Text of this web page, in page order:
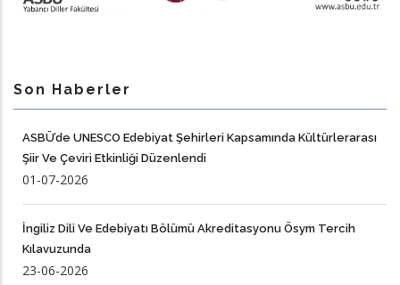
Son Haberler
ASBÜ’de UNESCO Edebiyat Şehirleri Kapsamında Kültürlerarası
Şiir Ve Çeviri Etkinliği Düzenlendi
01-07-2026
İngiliz Dili Ve Edebiyatı Bölümü Akreditasyonu Ösym Tercih
Kılavuzunda
23-06-2026